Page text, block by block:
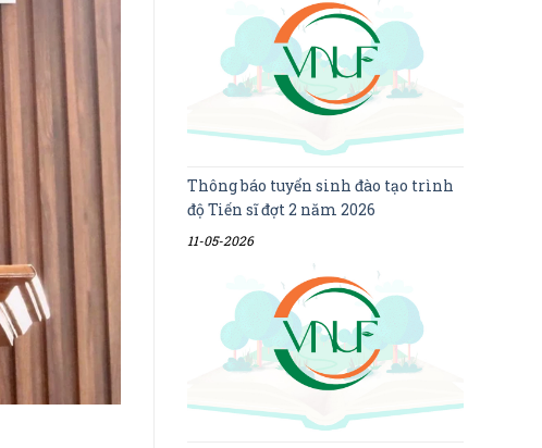
Thông báo tuyển sinh đào tạo trình
độ Tiến sĩ đợt 2 năm 2026
11-05-2026